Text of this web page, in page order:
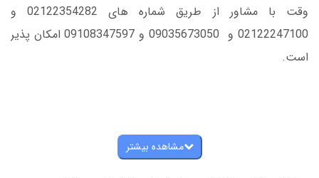
وقت با مشاور از طریق شماره های 02122354282 و
02122247100 و 09035673050 و 09108347597 امکان پذیر
است.
مشاهده بیشتر